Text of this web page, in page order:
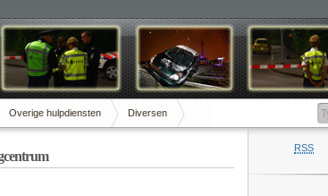
Overige hulpdiensten Diversen
RSS